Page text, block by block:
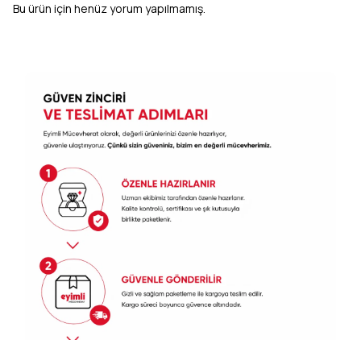
Bu ürün için henüz yorum yapılmamış.